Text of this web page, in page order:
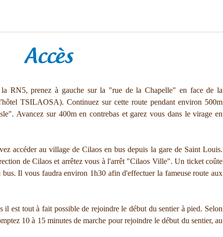
Accès
RN5, prenez à gauche sur la "rue de la Chapelle" en face de la
TSILAOSA). Continuez sur cette route pendant environ 500m
Avancez sur 400m en contrebas et garez vous dans le virage en
accéder au village de Cilaos en bus depuis la gare de Saint Louis.
de Cilaos et arrêtez vous à l'arrêt "Cilaos Ville". Un ticket coûte
Il vous faudra environ 1h30 afin d'effectuer la fameuse route aux
il est tout à fait possible de rejoindre le début du sentier à pied. Selon
10 à 15 minutes de marche pour rejoindre le début du sentier, au